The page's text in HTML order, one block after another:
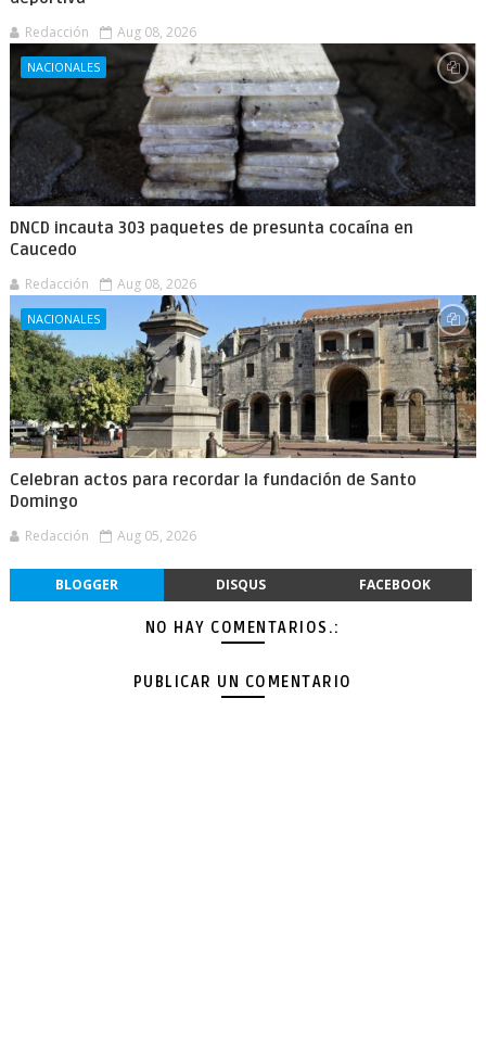
Redacción Aug 08, 2026
NACIONALES
DNCD incauta 303 paquetes de presunta cocaína en
Caucedo
Redacción Aug 08, 2026
NACIONALES
Celebran actos para recordar la fundación de Santo
Domingo
Redacción Aug 05, 2026
BLOGGER DISQUS FACEBOOK
NO HAY COMENTARIOS.:
PUBLICAR UN COMENTARIO